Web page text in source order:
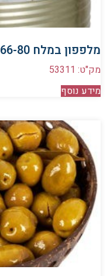
מלפפון במלח 66-80
מק"ט: 53311
מידע נוסף